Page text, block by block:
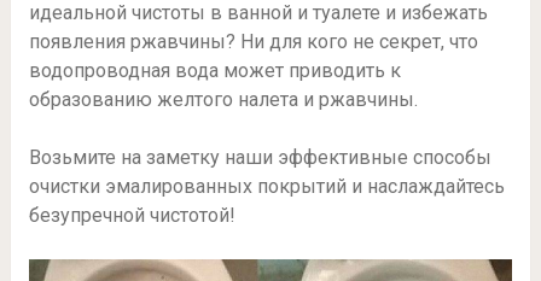
идеальной чистоты в ванной и туалете и избежать
появления ржавчины? Ни для кого не секрет, что
водопроводная вода может приводить к
образованию желтого налета и ржавчины.
Возьмите на заметку наши эффективные способы
очистки эмалированных покрытий и наслаждайтесь
безупречной чистотой!